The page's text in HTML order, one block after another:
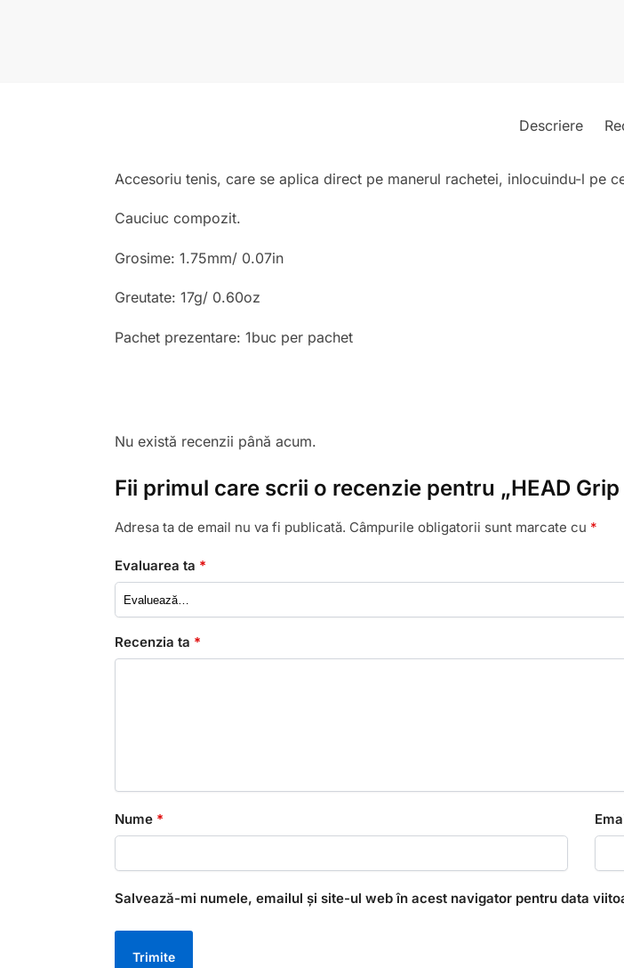
Descriere
Accesoriu tenis, care se aplica direct pe manerul rachetei, inlocuindu-l pe
Cauciuc compozit.
Grosime: 1.75mm/ 0.07in
Greutate: 17g/ 0.60oz
Pachet prezentare: 1buc per pachet
Nu există recenzii până acum.
Fii primul care scrii o recenzie pentru „HEAD
Adresa ta de email nu va fi publicată. Câmpurile obligatorii sunt marcate cu *
Evaluarea ta *
Recenzia ta *
Nume *
Salvează-mi numele, emailul și site-ul web în acest navigator pentru data